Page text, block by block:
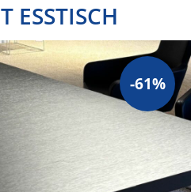
ESSTISCH
-61%